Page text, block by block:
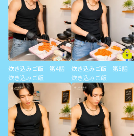
炊き込みご飯 第4話
炊き込みご飯
炊き込みご飯 第5話
炊き込みご飯